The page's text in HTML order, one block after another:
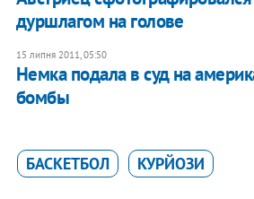
дуршлагом на голове
15 липня 2011, 05:50
Немка подала в суд на
бомбы
БАСКЕТБОЛ КУРЙОЗИ